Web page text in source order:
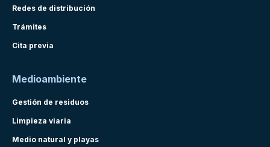
Redes de distribución
Trámites
Cita previa
Medioambiente
Gestión de residuos
Limpieza viaria
Medio natural y playas